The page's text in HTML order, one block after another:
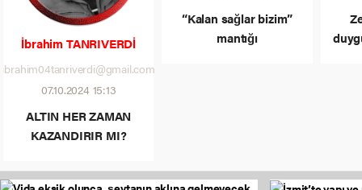
kaldı, sürücü olay
yerinden gitti
İbrahim TANRIVERDİ
ibrahim04tanriverdi@gmail.com
07.10.2024 15:13
ALTIN HER ZAMAN
KAZANDIRIR MI?
“Kalan sağlar bizim”
mantığı